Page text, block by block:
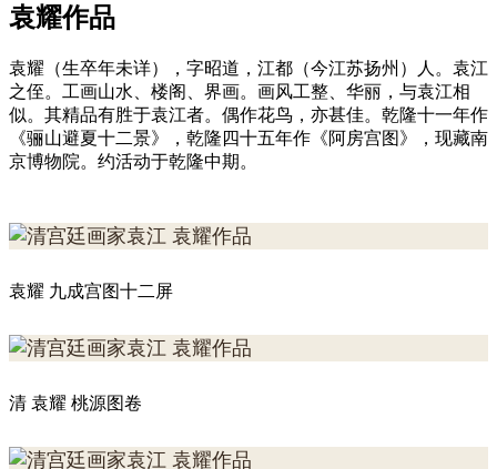
袁耀作品
袁耀（生卒年未详），字昭道，江都（今江苏扬州）人。袁江
之侄。工画山水、楼阁、界画。画风工整、华丽，与袁江相
似。其精品有胜于袁江者。偶作花鸟，亦甚佳。乾隆十一年作
《骊山避夏十二景》，乾隆四十五年作《阿房宫图》，现藏南
京博物院。约活动于乾隆中期。
袁耀 九成宫图十二屏
清 袁耀 桃源图卷